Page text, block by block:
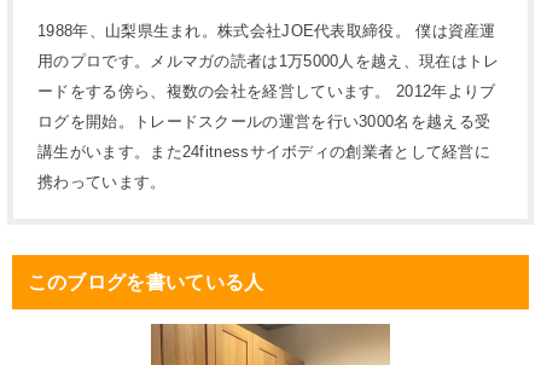
1988年、山梨県生まれ。株式会社JOE代表取締役。 僕は資産運
用のプロです。メルマガの読者は1万5000人を越え、現在はトレ
ードをする傍ら、複数の会社を経営しています。 2012年よりブ
ログを開始。トレードスクールの運営を行い3000名を越える受
講生がいます。また24fitnessサイボディの創業者として経営に
携わっています。
このブログを書いている人